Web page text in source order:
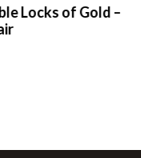
Locks of Gold –